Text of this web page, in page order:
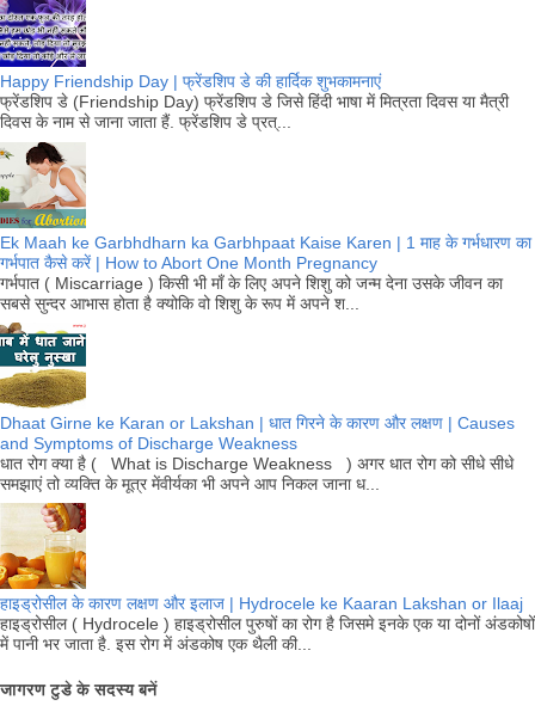
Happy Friendship Day | फ्रेंडशिप डे की हार्दिक शुभकामनाएं
फ्रेंडशिप डे (Friendship Day) फ्रेंडशिप डे जिसे हिंदी भाषा में मित्रता दिवस या मैत्री
दिवस के नाम से जाना जाता हैं. फ्रेंडशिप डे प्रत्...
Ek Maah ke Garbhdharn ka Garbhpaat Kaise Karen | 1 माह के गर्भधारण का
गर्भपात कैसे करें | How to Abort One Month Pregnancy
गर्भपात ( Miscarriage ) किसी भी माँ के लिए अपने शिशु को जन्म देना उसके जीवन का
सबसे सुन्दर आभास होता है क्योकि वो शिशु के रूप में अपने श...
Dhaat Girne ke Karan or Lakshan | धात गिरने के कारण और लक्षण | Causes
and Symptoms of Discharge Weakness
धात रोग क्या है ( What is Discharge Weakness ) अगर धात रोग को सीधे सीधे
समझाएं तो व्यक्ति के मूत्र मेंवीर्यका भी अपने आप निकल जाना ध...
हाइड्रोसील के कारण लक्षण और इलाज | Hydrocele ke Kaaran Lakshan or Ilaaj
हाइड्रोसील ( Hydrocele ) हाइड्रोसील पुरुषों का रोग है जिसमे इनके एक या दोनों अंडकोषों
में पानी भर जाता है. इस रोग में अंडकोष एक थैली की...
जागरण टुडे के सदस्य बनें